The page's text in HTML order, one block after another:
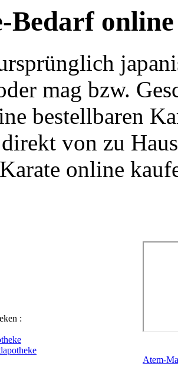
Bedarf
mag bzw.
bestellbaren
von zu
online
:
Atem-